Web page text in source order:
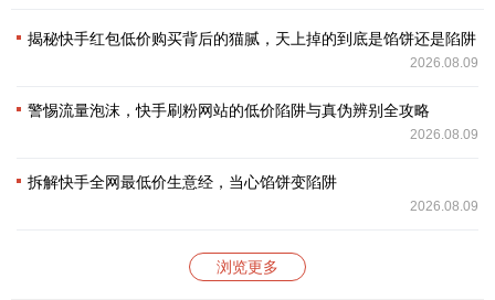
揭秘快手红包低价购买背后的猫腻，天上掉的到底是馅饼还是陷阱？
2026.08.09
警惕流量泡沫，快手刷粉网站的低价陷阱与真伪辨别全攻略
2026.08.09
拆解快手全网最低价生意经，当心馅饼变陷阱
2026.08.09
浏览更多